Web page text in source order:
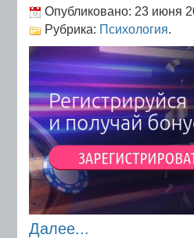
Опубликовано: 23 июня
Рубрика: Психология.
Далее...